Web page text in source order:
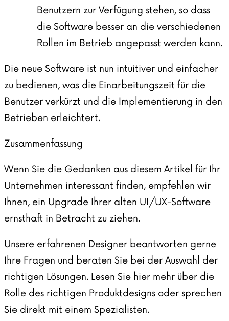
Benutzern zur Verfügung stehen, so dass
die Software besser an die verschiedenen
Rollen im Betrieb angepasst werden kann.
Die neue Software ist nun intuitiver und einfacher
zu bedienen, was die Einarbeitungszeit für die
Benutzer verkürzt und die Implementierung in den
Betrieben erleichtert.
Zusammenfassung
Wenn Sie die Gedanken aus diesem Artikel für Ihr
Unternehmen interessant finden, empfehlen wir
Ihnen, ein Upgrade Ihrer alten UI/UX-Software
ernsthaft in Betracht zu ziehen.
Unsere erfahrenen Designer beantworten gerne
Ihre Fragen und beraten Sie bei der Auswahl der
richtigen Lösungen. Lesen Sie hier mehr über die
Rolle des richtigen Produktdesigns oder sprechen
Sie direkt mit einem Spezialisten.